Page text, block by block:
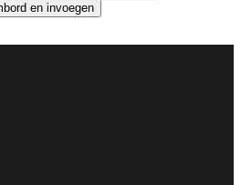
en invoegen